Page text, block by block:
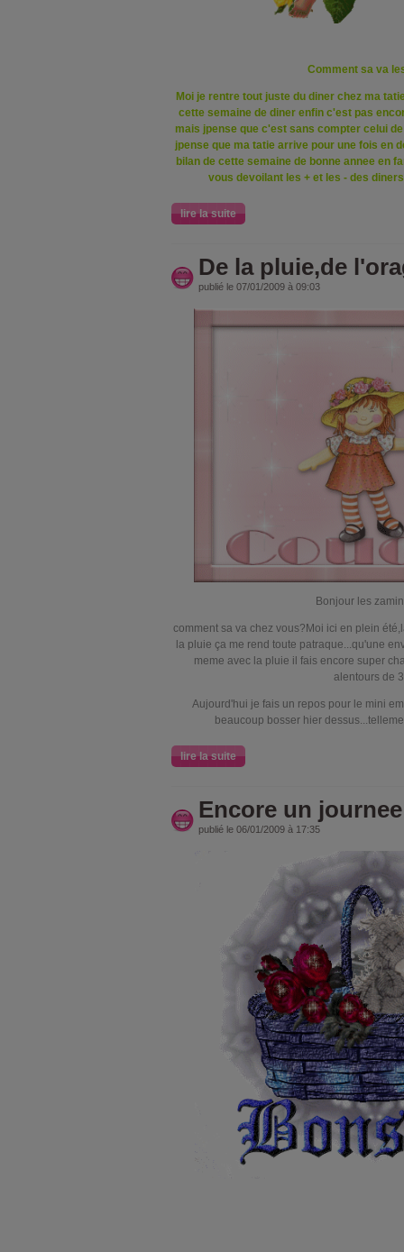
Comment sa va
Moi je rentre tout juste du diner chez ma
cette semaine de diner enfin c'est pas
mais jpense que c'est sans compter celui
jpense que ma tatie arrive pour une fois en
bilan de cette semaine de bonne annee en
vous devoilant les + et les - des
lire la suite
De la pluie,de
publié le 07/01/2009 à 09:03
Bonjour les
comment sa va chez vous?Moi ici en plein
la pluie ça me rend toute patraque...qu'une
meme avec la pluie il fais encore super
alentours de
Aujourd'hui je fais un repos pour le mini
beaucoup bosser hier
lire la suite
Encore un
publié le 06/01/2009 à 17:35